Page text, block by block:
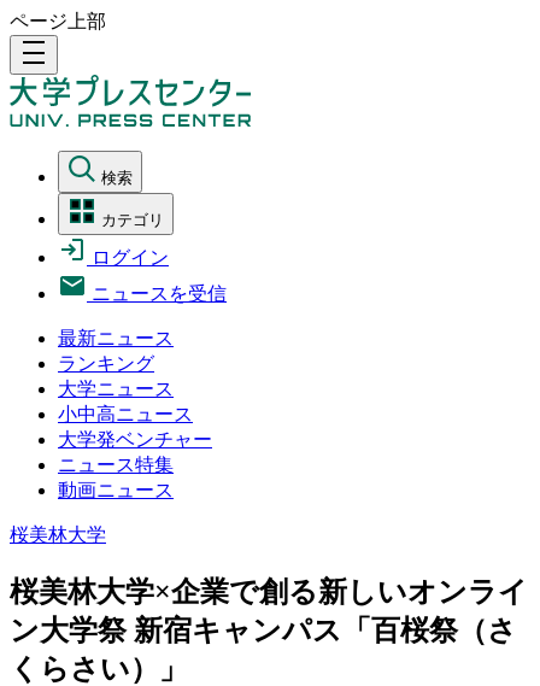
ページ上部
density_medium
検索
カテゴリ
ログイン
ニュースを受信
最新ニュース
ランキング
大学ニュース
小中高ニュース
大学発ベンチャー
ニュース特集
動画ニュース
桜美林大学
桜美林大学×企業で創る新しいオンライ
ン大学祭 新宿キャンパス「百桜祭（さ
くらさい）」